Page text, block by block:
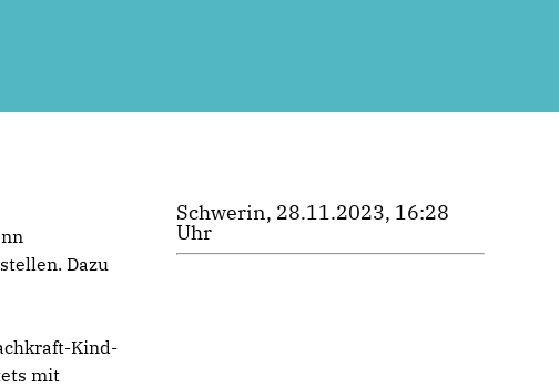
Dazu
Kind-
mit
Schwerin, 28.11.2023, 16:28
Uhr